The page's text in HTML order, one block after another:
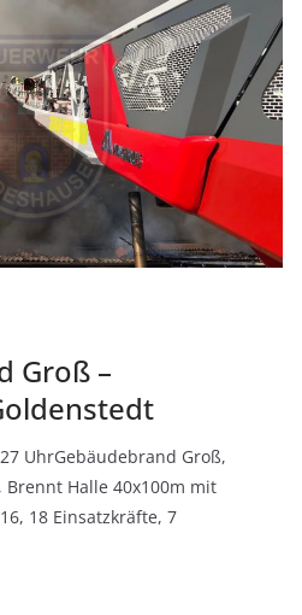
Groß –
UhrGebäudebrand Groß,
Brennt Halle 40x100m mit
16, 18 Einsatzkräfte, 7